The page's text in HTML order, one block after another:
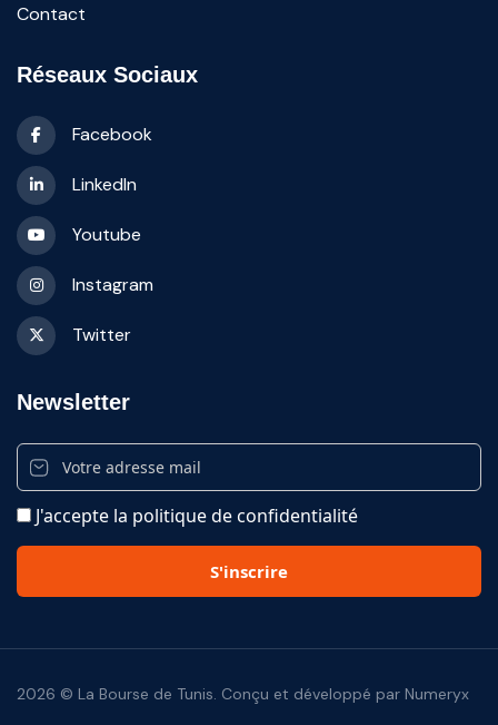
Contact
Réseaux Sociaux
Facebook
LinkedIn
Youtube
Instagram
Twitter
Newsletter
J'accepte la politique de confidentialité
2026 © La Bourse de Tunis. Conçu et développé par Numeryx